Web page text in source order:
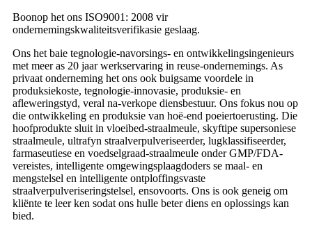
Boonop het ons ISO9001: 2008 vir
ondernemingskwaliteitsverifikasie geslaag.
Ons het baie tegnologie-navorsings- en ontwikkelingsingenieurs
met meer as 20 jaar werkservaring in reuse-ondernemings. As
privaat onderneming het ons ook buigsame voordele in
produksiekoste, tegnologie-innovasie, produksie- en
afleweringstyd, veral na-verkope diensbestuur. Ons fokus nou op
die ontwikkeling en produksie van hoë-end poeiertoerusting. Die
hoofprodukte sluit in vloeibed-straalmeule, skyftipe supersoniese
straalmeule, ultrafyn straalverpulveriseerder, lugklassifiseerder,
farmaseutiese en voedselgraad-straalmeule onder GMP/FDA-
vereistes, intelligente omgewingsplaagdoders se maal- en
mengstelsel en intelligente ontploffingsvaste
straalverpulveriseringstelsel, ensovoorts. Ons is ook geneig om
kliënte te leer ken sodat ons hulle beter diens en oplossings kan
bied.